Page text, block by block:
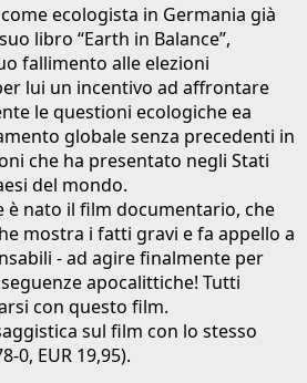
ecologista in Germania già
libro “Earth in Balance”,
fallimento alle elezioni
lui un incentivo ad affrontare
le questioni ecologiche ea
globale senza precedenti in
che ha presentato negli Stati
del mondo.
è nato il film documentario, che
mostra i fatti gravi e fa appello a
- ad agire finalmente per
apocalittiche! Tutti
con questo film.
sul film con lo stesso
0, EUR 19,95).